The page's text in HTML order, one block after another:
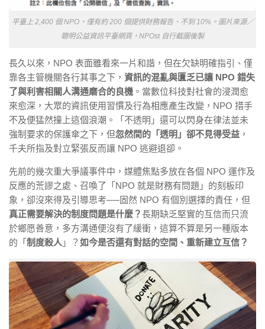
平臺上 2,400 個 NPO，僅有約 200 個提供財務報告、不到 10%。圖片來源／
聰明公益資訊平臺網頁，NPOst 自行截圖後製
長久以來，NPO 表面雖看來一片和諧，但在欠缺明確指引、僅
靠各主管機關各行其事之下， 資訊的混亂與匱乏已讓 NPO 錯失
了與利害相關人溝通磨合的良機 。當數位科技對社會的浸潤愈
來愈深，大眾的資訊使用習慣及行為相應產生改變，NPO 措手
不及便猛然撞上這個浪潮。「不透明」還可以閃身在律法並未
強制要求的保護傘之下，但忽然間的「透明」卻不見得受益 ，
千夫所指及對立緊張反而讓 NPO 逃避退卻。
先前的幾次重大爭議事件中，媒體焦點多放在各個 NPO 運作及
反應的荒謬之處、召喚了「NPO 就是財務有問題」的刻板印
象，卻沒來得及引導思考──固然 NPO 有個別選擇的責任，但
真正需要解決的制度問題是什麼？長期缺乏堅實的互信而只流
於鄉愿善意，多方溝通便沒有了緩衝，這算不算是另一種版本
的「 制度殺人 」？ 如今是否還有對話的空間、重新建立互信？